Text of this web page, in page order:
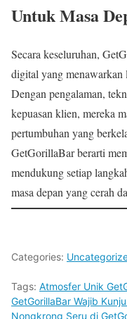
Untuk Masa
Secara keseluruhan,
digital yang menawarkan
Dengan pengalaman,
kepuasan klien, mereka
pertumbuhan yang
GetGorillaBar berarti
mendukung setiap
masa depan yang cerah
Categories:
Tags: Atmosfer Unik
GetGorillaBar Wajib
Nongkrong Seru di